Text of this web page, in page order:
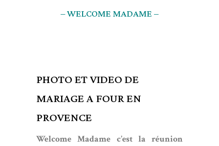
– WELCOME MADAME –
PHOTO ET VIDEO DE
MARIAGE A FOUR EN
PROVENCE
Welcome Madame c’est la réunion